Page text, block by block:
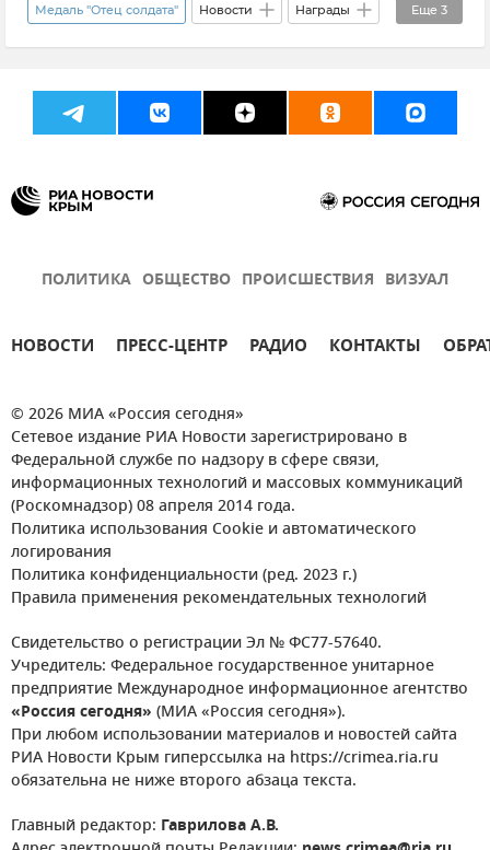
Еще 3
Медаль "Отец солдата" Новости Награды
Андрей Коченов
Общественное движение "Отцы России"
Общество
ПОЛИТИКА ОБЩЕСТВО ПРОИСШЕСТВИЯ ВИЗУАЛ
НОВОСТИ ПРЕСС-ЦЕНТР РАДИО КОНТАКТЫ
© 2026 МИА «Россия сегодня»
Сетевое издание РИА Новости зарегистрировано в
Федеральной службе по надзору в сфере связи,
информационных технологий и массовых коммуникаций
(Роскомнадзор) 08 апреля 2014 года.
Политика использования Cookie и автоматического
логирования
Политика конфиденциальности (ред. 2023 г.)
Правила применения рекомендательных технологий
Свидетельство о регистрации Эл № ФС77-57640.
Учредитель: Федеральное государственное унитарное
предприятие Международное информационное агентство
«Россия сегодня» (МИА «Россия сегодня»).
При любом использовании материалов и новостей сайта
РИА Новости Крым гиперссылка на https://crimea.ria.ru
обязательна не ниже второго абзаца текста.
Главный редактор: Гаврилова А.В.